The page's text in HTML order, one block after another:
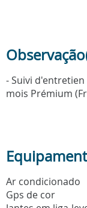
- Suivi
mois Prémium
Ar condicionado
Gps de cor